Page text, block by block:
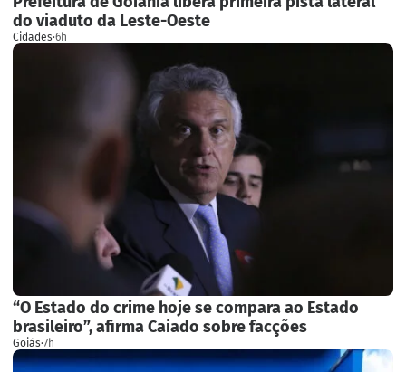
do viaduto da Leste-Oeste
Cidades·6h
“O Estado do crime hoje se compara ao Estado
brasileiro”, afirma Caiado sobre facções
Goiás·7h